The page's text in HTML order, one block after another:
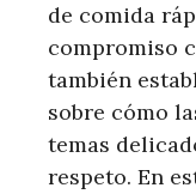
de comida
compromiso
también
sobre cómo
temas
respeto. En